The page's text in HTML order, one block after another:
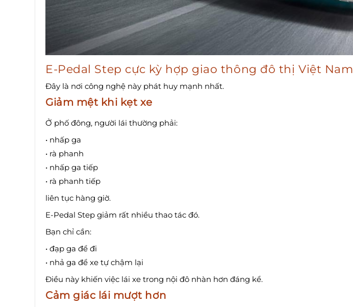
E-Pedal Step cực kỳ hợp giao thông đô thị Việt Nam
Đây là nơi công nghệ này phát huy mạnh nhất.
Giảm mệt khi kẹt xe
Ở phố đông, người lái thường phải:
• nhấp ga
• rà phanh
• nhấp ga tiếp
• rà phanh tiếp
liên tục hàng giờ.
E-Pedal Step giảm rất nhiều thao tác đó.
Bạn chỉ cần:
• đạp ga để đi
• nhả ga để xe tự chậm lại
Điều này khiến việc lái xe trong nội đô nhàn hơn đáng kể.
Cảm giác lái mượt hơn